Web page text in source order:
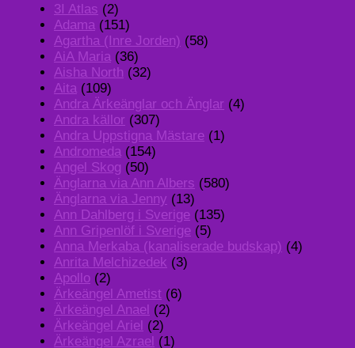
3I Atlas (2)
Adama (151)
Agartha (Inre Jorden) (58)
AiA Maria (36)
Aisha North (32)
Aita (109)
Andra Ärkeänglar och Änglar (4)
Andra källor (307)
Andra Uppstigna Mästare (1)
Andromeda (154)
Angel Skog (50)
Änglarna via Ann Albers (580)
Änglarna via Jenny (13)
Ann Dahlberg i Sverige (135)
Ann Gripenlöf i Sverige (5)
Anna Merkaba (kanaliserade budskap) (4)
Anrita Melchizedek (3)
Apollo (2)
Ärkeängel Ametist (6)
Ärkeängel Anael (2)
Ärkeängel Ariel (2)
Ärkeängel Azrael (1)